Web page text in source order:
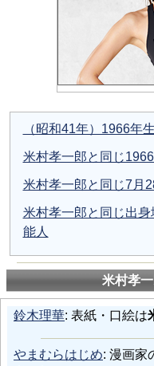
（昭和41年）1966年
米村孝一郎と同じ
米村孝一郎と同じ7月
米村孝一郎と同じ出
能人
米村孝
鈴木理華: 表紙・口絵は
やまむらはじめ: 漫画家